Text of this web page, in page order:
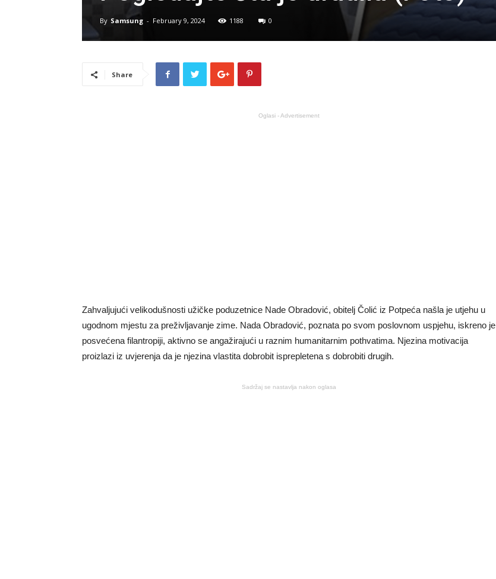
By Samsung - February 9, 2024 1188 0
Share
Oglasi - Advertisement
Zahvaljujući velikodušnosti užičke poduzetnice Nade Obradović, obitelj Čolić iz Potpeća našla je utjehu u
ugodnom mjestu za preživljavanje zime. Nada Obradović, poznata po svom poslovnom uspjehu, iskreno je
posvećena filantropiji, aktivno se angažirajući u raznim humanitarnim pothvatima. Njezina motivacija
proizlazi iz uvjerenja da je njezina vlastita dobrobit isprepletena s dobrobiti drugih.
Sadržaj se nastavlja nakon oglasa